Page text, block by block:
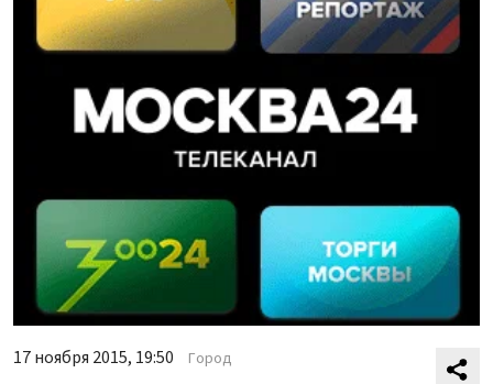
17 ноября 2015, 19:50 Город